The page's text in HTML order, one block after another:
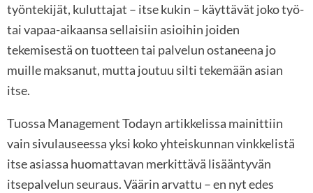
työntekijät, kuluttajat – itse kukin – käyttävät joko työ-
tai vapaa-aikaansa sellaisiin asioihin joiden
tekemisestä on tuotteen tai palvelun ostaneena jo
muille maksanut, mutta joutuu silti tekemään asian
itse.
Tuossa Management Todayn artikkelissa mainittiin
vain sivulauseessa yksi koko yhteiskunnan vinkkelistä
itse asiassa huomattavan merkittävä lisääntyvän
itsepalvelun seuraus. Väärin arvattu – en nyt edes